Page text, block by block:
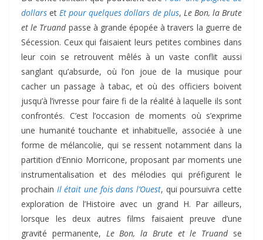
dollars etEt pour quelques dollars de plus, Le Bon, la Brute
et le Truandpasse à grande épopée à travers la guerre de
Sécession. Ceux qui faisaient leurs petites combines dans
leur coin se retrouvent mêlés à un vaste conflit aussi
sanglant qu’absurde, où l’on joue de la musique pour
cacher un passage à tabac, et où des officiers boivent
jusqu’à l’ivresse pour faire fi de la réalité à laquelle ils sont
confrontés. C’est l’occasion de moments où s’exprime
une humanité touchante et inhabituelle, associée à une
forme de mélancolie, qui se ressent notamment dans la
partition d’Ennio Morricone, proposant par moments une
instrumentalisation et des mélodies qui préfigurent le
prochain Il était une fois dans l’Ouest, qui poursuivra cette
exploration de l’Histoire avec un grand H. Par ailleurs,
lorsque les deux autres films faisaient preuve d’une
gravité permanente, Le Bon, la Brute et le Truandse